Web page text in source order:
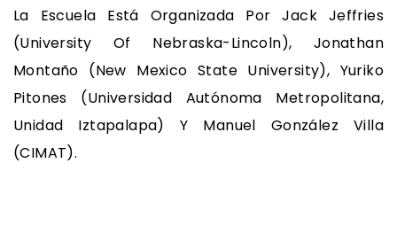
La Escuela Está Organizada Por Jack Jeffries
(University Of Nebraska-Lincoln), Jonathan
Montaño (New Mexico State University), Yuriko
Pitones (Universidad Autónoma Metropolitana,
Unidad Iztapalapa) Y Manuel González Villa
(CIMAT).